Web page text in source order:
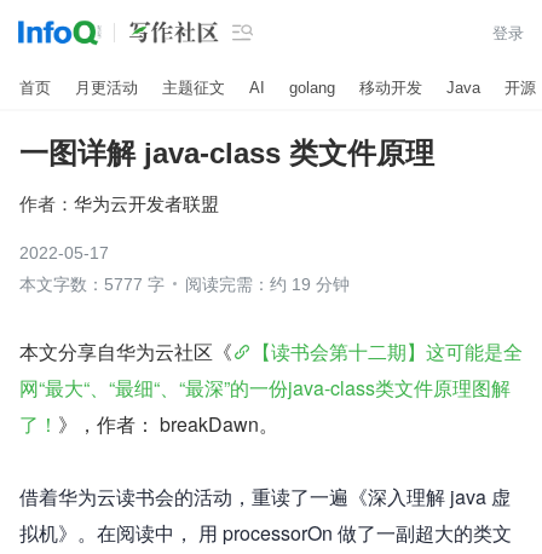
 登录
首页 月更活动 主题征文 AI golang 移动开发 Java 开源
一图详解 java-class 类文件原理
作者： 华为云开发者联盟
2022-05-17
本文字数：5777 字
阅读完需：约 19 分钟
本文分享自华为云社区《
【读书会第十二期】这可能是全
网“最大“、“最细“、“最深”的一份java-class类文件原理图解
了！ 》，作者： breakDawn。
借着华为云读书会的活动，重读了一遍《深入理解 java 虚
拟机》。在阅读中， 用 processorOn 做了一副超大的类文